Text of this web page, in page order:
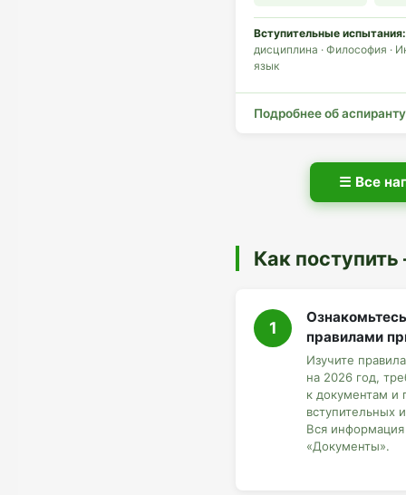
Вступительные испытания:
дисциплина · Философия ·
язык
Подробнее об
Все
Как
1
правилами
Изучите
на 2026 год,
к документам и
вступительных
Вся информация
«Документы».